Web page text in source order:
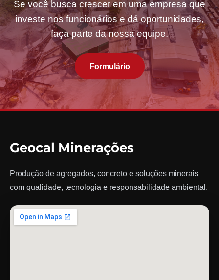
Se você busca crescer em uma empresa que
investe nos funcionários e dá oportunidades,
faça parte da nossa equipe.
Formulário
Geocal Minerações
Produção de agregados, concreto e soluções minerais
com qualidade, tecnologia e responsabilidade ambiental.